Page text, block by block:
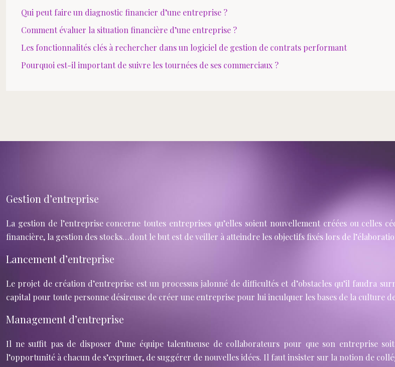
Qui peut faire un diagnostic financier d’une entreprise ?
Comment évaluer la situation financière d’une entreprise ?
Les fonctionnalités clés à rechercher dans un logiciel de gestion de contrats performant
Pourquoi est-il important de suivre les tournées de ses commerciaux ?
Gestion d’entreprise
La gestion de l’entreprise concerne toutes entreprises qu’elles soient nouvellement créées ou celles
financière, la gestion des stocks…dont le but est de veiller à atteindre les objectifs fixés lors de
Lancement d’entreprise
Le projet de création d’entreprise est un processus jalonné de difficultés et d’obstacles qu’il faudra
capital pour toute personne désireuse de créer une entreprise pour lui inculquer les bases de la culture
Management d’entreprise
Il ne suffit pas de disposer d’une équipe talentueuse de collaborateurs pour que son entreprise
l’opportunité à chacun de s’exprimer, de suggérer de nouvelles idées. Il faut insister sur la notion de